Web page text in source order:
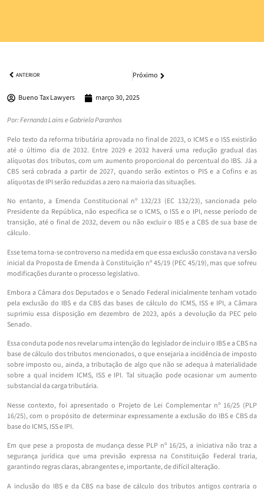
ANTERIOR Próximo
Bueno Tax Lawyers março 30, 2025
Por: Fernanda Lains e Gabriela Paranhos
Pelo texto da reforma tributária aprovada no final de 2023, o ICMS e o ISS existirão
até o último dia de 2032. Entre 2029 e 2032 haverá uma redução gradual das
alíquotas dos tributos, com um aumento proporcional do percentual do IBS. Já a
CBS será cobrada a partir de 2027, quando serão extintos o PIS e a Cofins e as
alíquotas de IPI serão reduzidas a zero na maioria das situações.
No entanto, a Emenda Constitucional nº 132/23 (EC 132/23), sancionada pelo
Presidente da República, não especifica se o ICMS, o ISS e o IPI, nesse período de
transição, até o final de 2032, devem ou não excluir o IBS e a CBS de sua base de
cálculo.
Esse tema torna-se controverso na medida em que essa exclusão constava na versão
inicial da Proposta de Emenda à Constituição nº 45/19 (PEC 45/19), mas que sofreu
modificações durante o processo legislativo.
Embora a Câmara dos Deputados e o Senado Federal inicialmente tenham votado
pela exclusão do IBS e da CBS das bases de cálculo do ICMS, ISS e IPI, a Câmara
suprimiu essa disposição em dezembro de 2023, após a devolução da PEC pelo
Senado.
Essa conduta pode nos revelar uma intenção do legislador de incluir o IBS e a CBS na
base de cálculo dos tributos mencionados, o que ensejaria a incidência de imposto
sobre imposto ou, ainda, a tributação de algo que não se adequa à materialidade
sobre a qual incidem ICMS, ISS e IPI. Tal situação pode ocasionar um aumento
substancial da carga tributária.
Nesse contexto, foi apresentado o Projeto de Lei Complementar nº 16/25 (PLP
16/25), com o propósito de determinar expressamente a exclusão do IBS e CBS da
base do ICMS, ISS e IPI.
Em que pese a proposta de mudança desse PLP nº 16/25, a iniciativa não traz a
segurança jurídica que uma previsão expressa na Constituição Federal traria,
garantindo regras claras, abrangentes e, importante, de difícil alteração.
A inclusão do IBS e da CBS na base de cálculo dos tributos antigos contraria o